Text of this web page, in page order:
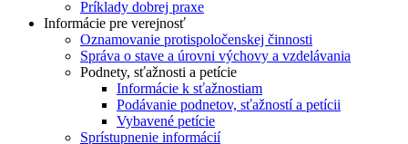
Príklady dobrej praxe
Informácie pre verejnosť
Oznamovanie protispoločenskej činnosti
Správa o stave a úrovni výchovy a vzdelávania
Podnety, sťažnosti a petície
Informácie k sťažnostiam
Podávanie podnetov, sťažností a petícii
Vybavené petície
Sprístupnenie informácií